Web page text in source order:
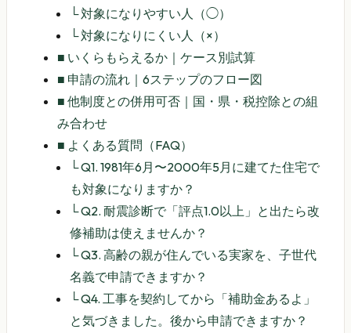
└対象になりやすい人（◯）
└対象になりにくい人（×）
■ いくらもらえるか｜ケース別試算
■ 申請の流れ｜6ステップのフロー図
■ 他制度との併用可否｜国・県・税控除との組
み合わせ
■ よくある質問（FAQ）
└Q1. 1981年6月〜2000年5月に建てた住宅で
も対象になりますか？
└Q2. 耐震診断で「評点1.0以上」と出たら改
修補助は使えませんか？
└Q3. 高齢の親が住んでいる実家を、子世代
名義で申請できますか？
└Q4. 工事を契約してから「補助金あるよ」
と気づきました。後から申請できますか？